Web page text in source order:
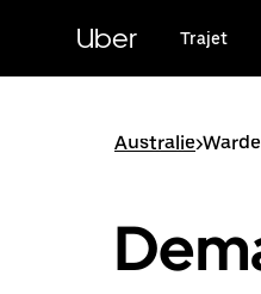
principal
Uber Trajet
Australie>